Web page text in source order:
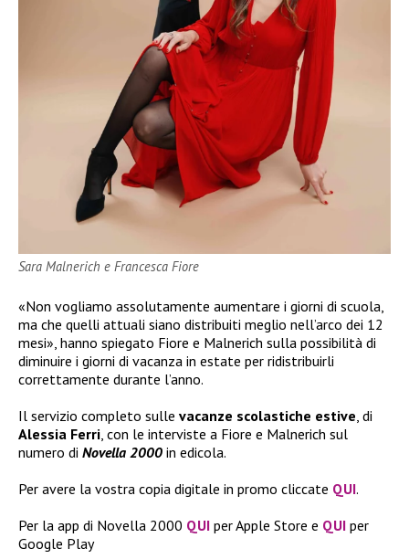
Sara Malnerich e Francesca Fiore
«Non vogliamo assolutamente aumentare i giorni di scuola,
ma che quelli attuali siano distribuiti meglio nell’arco dei 12
mesi», hanno spiegato Fiore e Malnerich sulla possibilità di
diminuire i giorni di vacanza in estate per ridistribuirli
correttamente durante l’anno.
Il servizio completo sulle vacanze scolastiche estive, di
Alessia Ferri, con le interviste a Fiore e Malnerich sul
numero di Novella 2000 in edicola.
Per avere la vostra copia digitale in promo cliccate QUI.
Per la app di Novella 2000 QUI per Apple Store e QUI per
Google Play